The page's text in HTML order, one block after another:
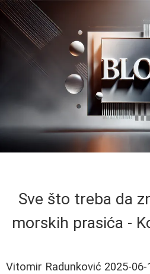
Sve što treba da
morskih prasića -
Vitomir Radunković 2025-06-